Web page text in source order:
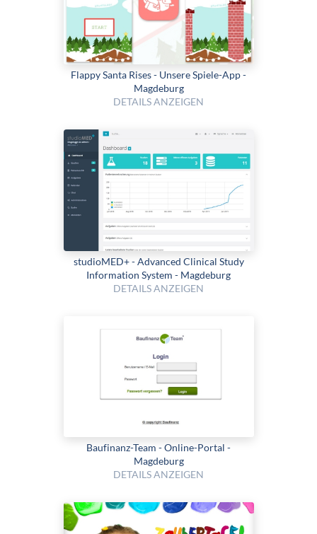
Flappy Santa Rises - Unsere Spiele-App -
Magdeburg
DETAILS ANZEIGEN
studioMED+ - Advanced Clinical Study
Information System - Magdeburg
DETAILS ANZEIGEN
Baufinanz-Team - Online-Portal -
Magdeburg
DETAILS ANZEIGEN